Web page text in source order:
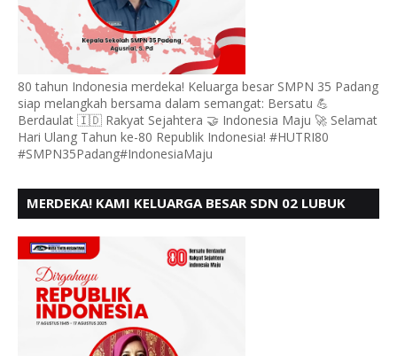
80 tahun Indonesia merdeka! Keluarga besar SMPN 35 Padang
siap melangkah bersama dalam semangat: Bersatu 💪
Berdaulat 🇮🇩 Rakyat Sejahtera 🤝 Indonesia Maju 🚀 Selamat
Hari Ulang Tahun ke-80 Republik Indonesia! #HUTRI80
#SMPN35Padang#IndonesiaMaju
MERDEKA! KAMI KELUARGA BESAR SDN 02 LUBUK
HUT RI KE - 80,